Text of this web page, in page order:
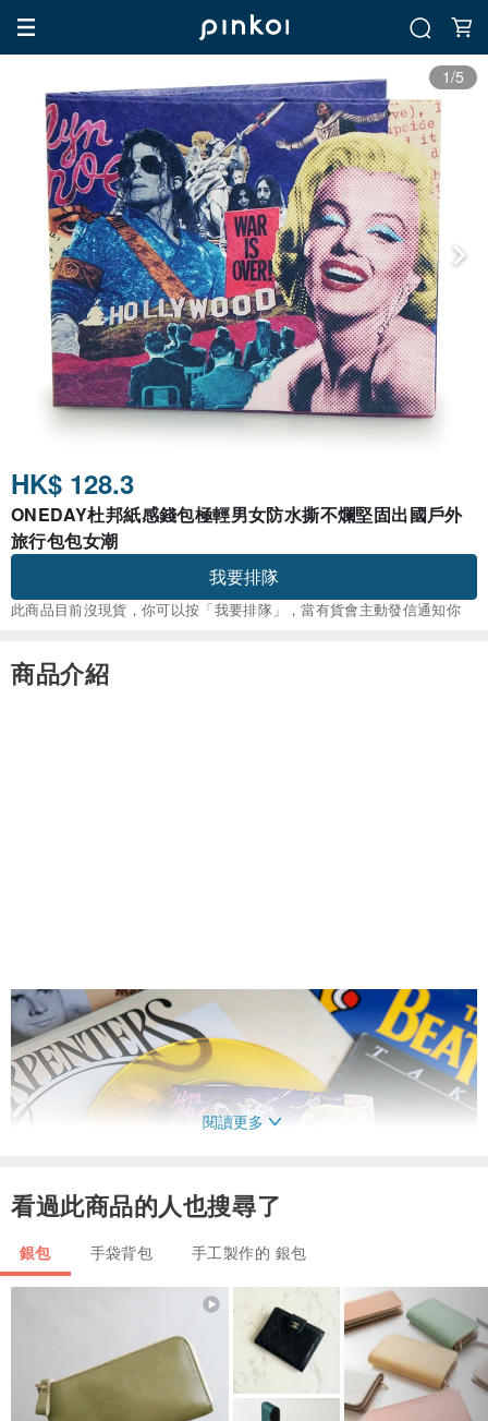
1/5
HK$ 128.3
ONEDAY杜邦紙感錢包極輕男女防水撕不爛堅固出國戶外
旅行包包女潮
我要排隊
此商品目前沒現貨，你可以按「我要排隊」，當有貨會主動發信通知你
商品介紹
閱讀更多
看過此商品的人也搜尋了
銀包 手袋背包 手工製作的 銀包